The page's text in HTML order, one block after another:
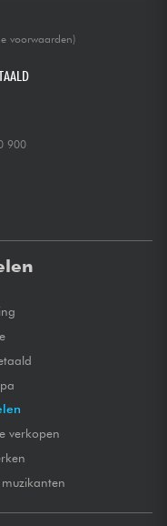
voorwaarden)
900
verkopen